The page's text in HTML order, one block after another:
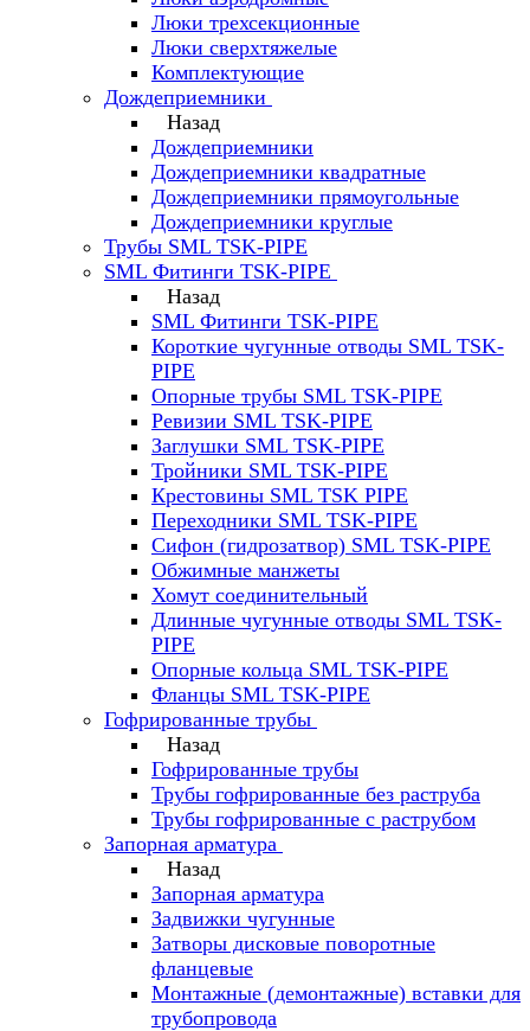
Люки трехсекционные
Люки сверхтяжелые
Комплектующие
Дождеприемники
Назад
Дождеприемники
Дождеприемники квадратные
Дождеприемники прямоугольные
Дождеприемники круглые
Трубы SML TSK-PIPE
SML Фитинги TSK-PIPE
Назад
SML Фитинги TSK-PIPE
Короткие чугунные отводы SML TSK-
PIPE
Опорные трубы SML TSK-PIPE
Ревизии SML TSK-PIPE
Заглушки SML TSK-PIPE
Тройники SML TSK-PIPE
Крестовины SML TSK PIPE
Переходники SML TSK-PIPE
Сифон (гидрозатвор) SML TSK-PIPE
Обжимные манжеты
Хомут соединительный
Длинные чугунные отводы SML TSK-
PIPE
Опорные кольца SML TSK-PIPE
Фланцы SML TSK-PIPE
Гофрированные трубы
Назад
Гофрированные трубы
Трубы гофрированные без раструба
Трубы гофрированные с раструбом
Запорная арматура
Назад
Запорная арматура
Задвижки чугунные
Затворы дисковые поворотные
фланцевые
Монтажные (демонтажные) вставки для
трубопровода